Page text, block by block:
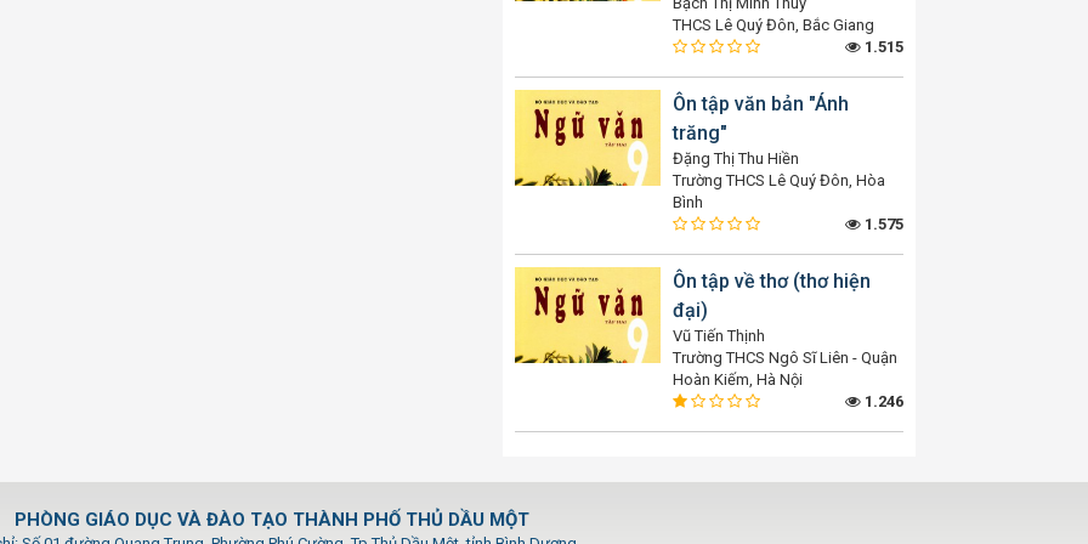
THCS Lê Quý Đôn, Bắc Giang
1.515
Ôn tập văn bản "Ánh
trăng"
Đặng Thị Thu Hiền
Trường THCS Lê Quý Đôn, Hòa
Bình
1.575
Ôn tập về thơ (thơ hiện
đại)
Vũ Tiến Thịnh
Trường THCS Ngô Sĩ Liên - Quận
Hoàn Kiếm, Hà Nội
1.246
PHÒNG GIÁO DỤC VÀ ĐÀO TẠO THÀNH PHỐ THỦ DẦU MỘT